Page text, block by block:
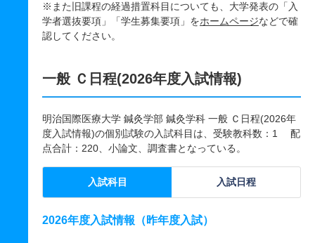
※また旧課程の経過措置科目についても、大学発表の「入
学者選抜要項」「学生募集要項」をホームページなどで確
認してください。
一般 Ｃ日程(2026年度入試情報)
明治国際医療大学 鍼灸学部 鍼灸学科 一般 Ｃ日程(2026年
度入試情報)の個別試験の入試科目は、受験教科数：1 配
点合計：220、小論文、調査書となっている。
入試科目 入試日程
2026年度入試情報（昨年度入試）